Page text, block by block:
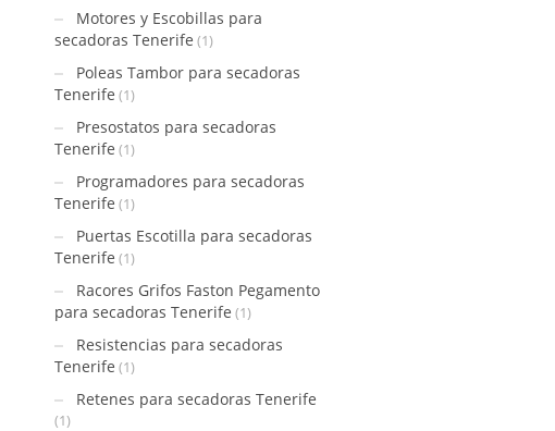
Motores y Escobillas para
secadoras Tenerife (1)
Poleas Tambor para secadoras
Tenerife (1)
Presostatos para secadoras
Tenerife (1)
Programadores para secadoras
Tenerife (1)
Puertas Escotilla para secadoras
Tenerife (1)
Racores Grifos Faston Pegamento
para secadoras Tenerife (1)
Resistencias para secadoras
Tenerife (1)
Retenes para secadoras Tenerife
(1)